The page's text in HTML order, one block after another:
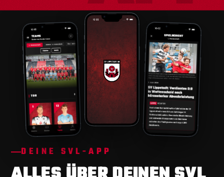
DEINE SVL-APP